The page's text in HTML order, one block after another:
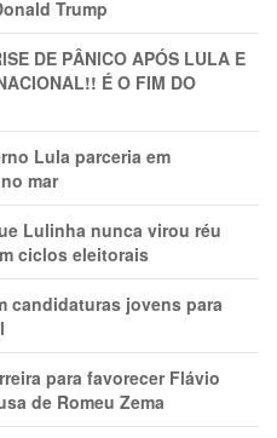
Trump
DE PÂNlCO APÓS LULA E
É O FIM DO
Lula parceria em
mar
Lulinha nunca virou réu
ciclos eleitorais
candidaturas jovens para
para favorecer Flávio
de Romeu Zema